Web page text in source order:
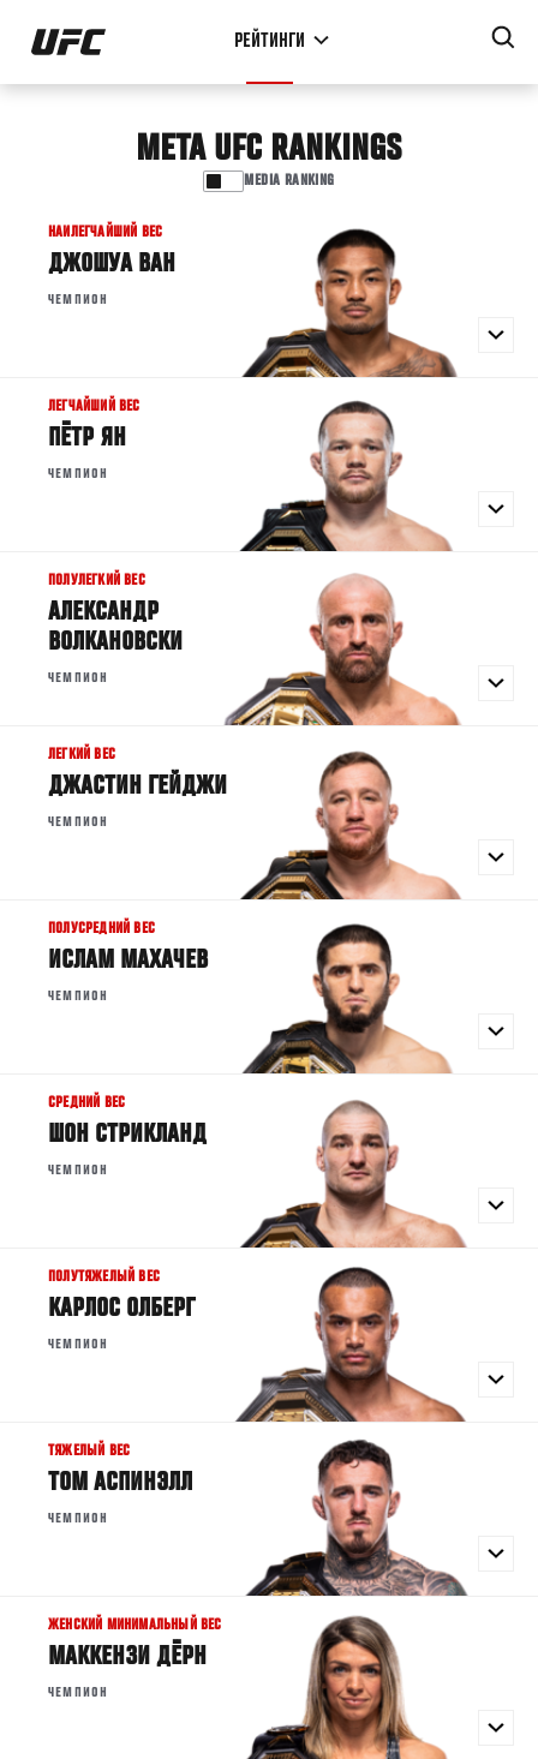
Перейти
основному
РЕЙТИНГИ
META UFC RANKINGS
META
MEDIA
MEDIA RANKING
НАИЛЕГЧАЙШИЙ ВЕС
ДЖОШУА ВАН
ЧЕМПИОН
ЛЕГЧАЙШИЙ ВЕС
ПЁТР ЯН
ЧЕМПИОН
ПОЛУЛЕГКИЙ ВЕС
АЛЕКСАНДР
ВОЛКАНОВСКИ
ЧЕМПИОН
ЛЕГКИЙ ВЕС
ДЖАСТИН ГЕЙДЖИ
ЧЕМПИОН
ПОЛУСРЕДНИЙ ВЕС
ИСЛАМ МАХАЧЕВ
ЧЕМПИОН
СРЕДНИЙ ВЕС
ШОН СТРИКЛАНД
ЧЕМПИОН
ПОЛУТЯЖЕЛЫЙ ВЕС
КАРЛОС ОЛБЕРГ
ЧЕМПИОН
ТЯЖЕЛЫЙ ВЕС
ТОМ АСПИНЭЛЛ
ЧЕМПИОН
ЖЕНСКИЙ МИНИМАЛЬНЫЙ ВЕС
МАККЕНЗИ ДЁРН
ЧЕМПИОН